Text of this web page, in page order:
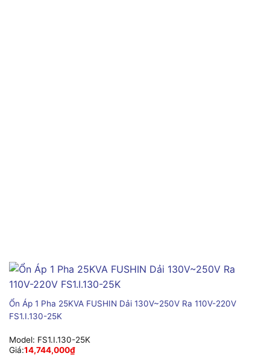
Ổn Áp 1 Pha 25KVA FUSHIN Dải 130V~250V Ra 110V-220V
FS1.I.130-25K
Model: FS1.I.130-25K
Giá:14,744,000₫